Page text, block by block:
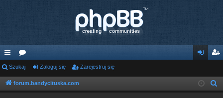
ię
ce
or
a og ej
Szukaj Zaloguj się Zarejestruj się
forum.bandycituska.com